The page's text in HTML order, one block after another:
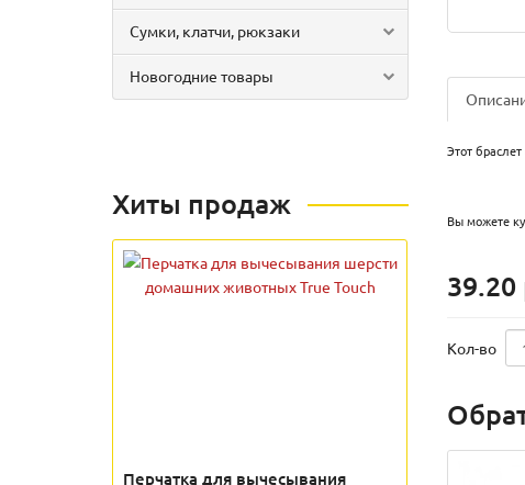
Сумки, клатчи, рюкзаки
Новогодние товары
Хиты продаж
Перчатка для вычесывания
Этот
Вы можете
39.20
Кол-во